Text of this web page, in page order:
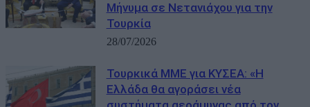
Μήνυμα σε Νετανιάχου για την
Τουρκία
28/07/2026
Τουρκικά ΜΜΕ για ΚΥΣΕΑ: «Η
Ελλάδα θα αγοράσει νέα